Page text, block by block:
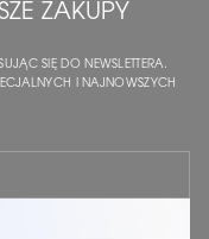
ZAKUPY
SIĘ DO NEWSLETTERA.
I NAJNOWSZYCH